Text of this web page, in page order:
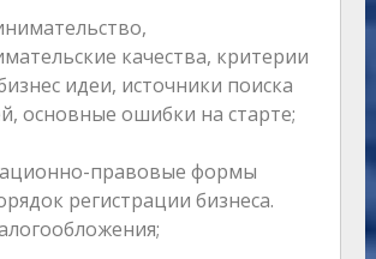
качества, критерии
идеи, источники поиска
основные ошибки на старте;
правовые формы
регистрации бизнеса.